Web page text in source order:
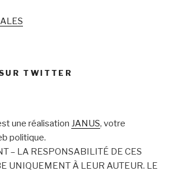
TWITTER
une réalisation JANUS, votre
politique.
– LA RESPONSABILITÉ DE CES
UNIQUEMENT À LEUR AUTEUR. LE